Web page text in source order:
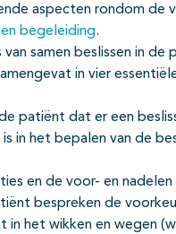
aspecten rondom de
begeleiding.
samen beslissen in
in vier
patiënt dat er een
in het bepalen van de
en de voor- en nadelen
bespreken de
het wikken en wegen